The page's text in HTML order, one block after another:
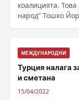
коалицията.
народ“ Тошко
МЕЖДУНАРОДНИ
Турция налага
и сметана
15/04/2022